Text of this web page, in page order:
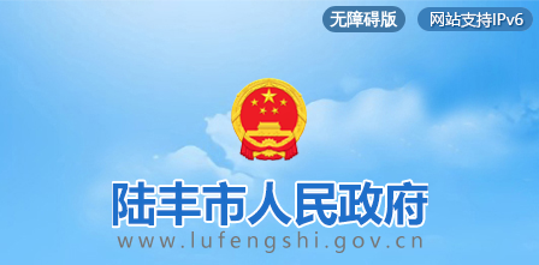
无障碍版